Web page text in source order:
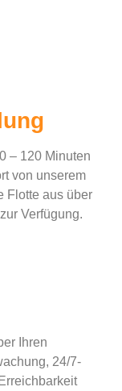
– 120 Minuten
von unserem
Flotte aus über
Verfügung.
Ihren
24/7-